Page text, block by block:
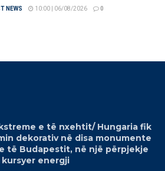
NEWS 10:00 | 06/08/2026 0
e të nxehtit/ Hungaria fik
dekorativ në disa monumente
të Budapestit, në një përpjekje
energji